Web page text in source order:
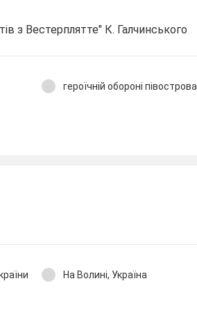
з Вестерплятте" К. Галчинського
героїчній обороні півострова
На Волині, Україна